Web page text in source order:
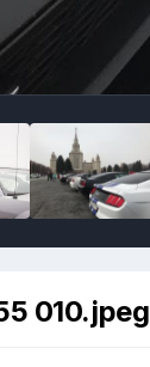
010.jpeg